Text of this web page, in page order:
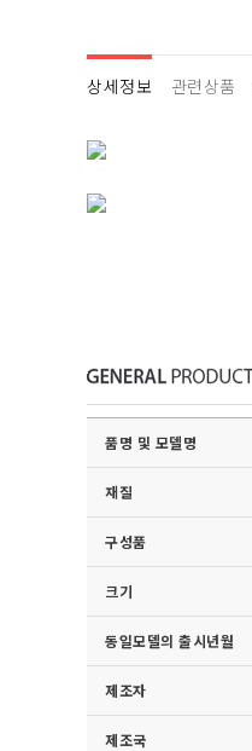
상세정보 관련상품
품명 및 모델명
재질
구성품
크기
동일모델의 출시년월
제조자
제조국